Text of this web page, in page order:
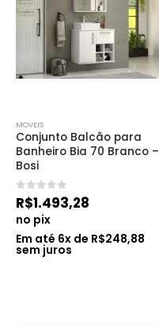
MOVEIS
Conjunto Balcão para
Banheiro Bia 70 Branco –
Bosi
0de 5
R$1.493,28
no pix
Em até 6x de R$248,88
sem juros